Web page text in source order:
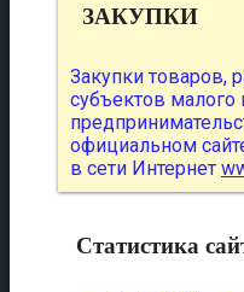
ЗАКУПКИ
Закупки товаров,
субъектов малого
официальном
в сети Интернет
Статистика